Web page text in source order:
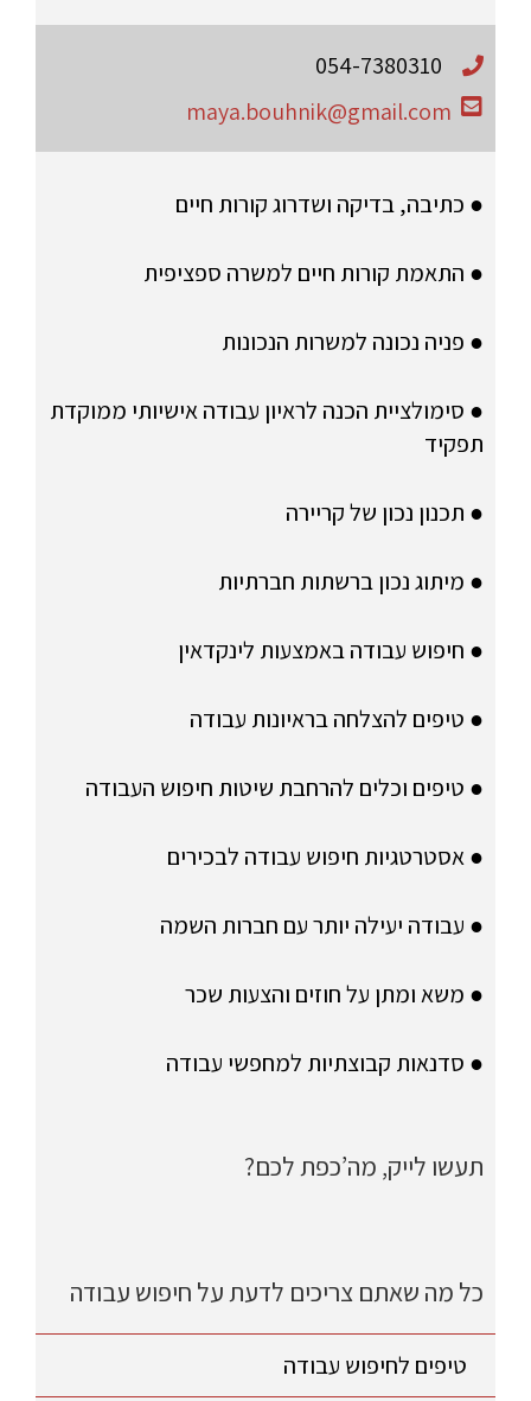
054-7380310
maya.bouhnik@gmail.com
● כתיבה, בדיקה ושדרוג קורות חיים
● התאמת קורות חיים למשרה ספציפית
● פניה נכונה למשרות הנכונות
● סימולציית הכנה לראיון עבודה אישיותי ממוקדת
תפקיד
● תכנון נכון של קריירה
● מיתוג נכון ברשתות חברתיות
● חיפוש עבודה באמצעות לינקדאין
● טיפים להצלחה בראיונות עבודה
● טיפים וכלים להרחבת שיטות חיפוש העבודה
● אסטרטגיות חיפוש עבודה לבכירים
● עבודה יעילה יותר עם חברות השמה
● משא ומתן על חוזים והצעות שכר
● סדנאות קבוצתיות למחפשי עבודה
תעשו לייק, מה’כפת לכם?
כל מה שאתם צריכים לדעת על חיפוש עבודה
טיפים לחיפוש עבודה